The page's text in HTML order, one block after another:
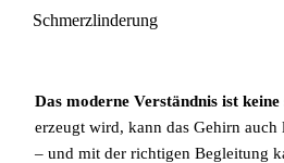
Schmerzlinderung
Das moderne Verständnis ist
erzeugt wird, kann das Gehirn
– und mit der richtigen Begleitung